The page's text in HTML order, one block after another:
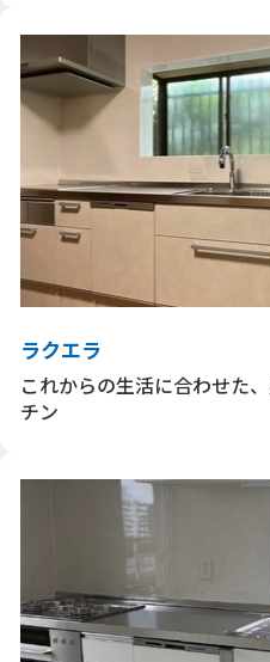
ラクエラ
これからの生活に合わせた
チン